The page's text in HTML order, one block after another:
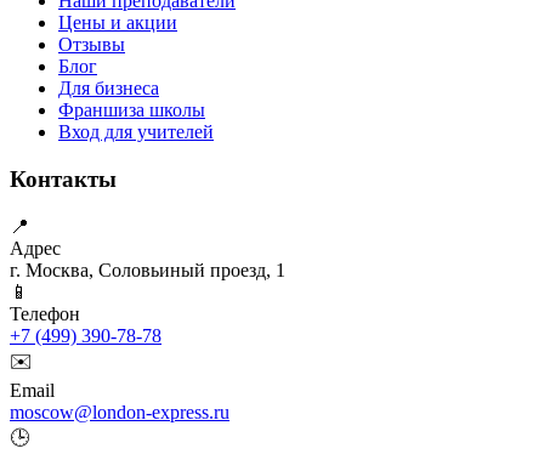
Цены и акции
Отзывы
Блог
Для бизнеса
Франшиза школы
Вход для учителей
Контакты
📍
Адрес
г. Москва, Соловьиный проезд, 1
📱
Телефон
+7 (499) 390-78-78
✉️
Email
moscow@london-express.ru
🕒